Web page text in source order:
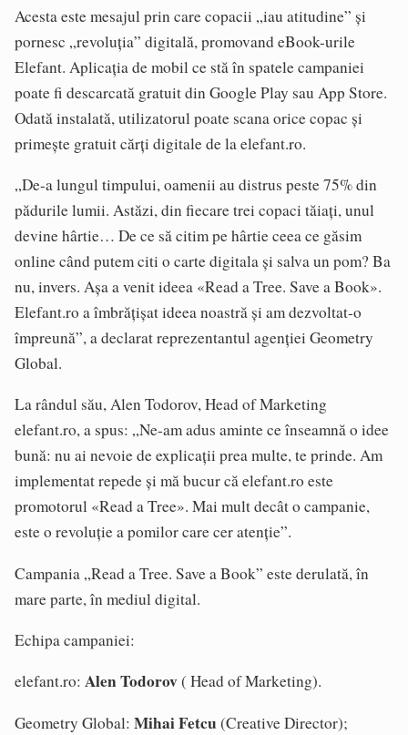
Acesta este mesajul prin care copacii „iau atitudine” și
pornesc „revoluția” digitală, promovand eBook-urile
Elefant. Aplicația de mobil ce stă în spatele campaniei
poate fi descarcată gratuit din Google Play sau App Store.
Odată instalată, utilizatorul poate scana orice copac și
primește gratuit cărți digitale de la elefant.ro.
„De-a lungul timpului, oamenii au distrus peste 75% din
pădurile lumii. Astăzi, din fiecare trei copaci tăiați, unul
devine hârtie… De ce să citim pe hârtie ceea ce găsim
online când putem citi o carte digitala și salva un pom? Ba
nu, invers. Așa a venit ideea «Read a Tree. Save a Book».
Elefant.ro a îmbrățișat ideea noastră și am dezvoltat-o
împreună”, a declarat reprezentantul agenției Geometry
Global.
La rândul său, Alen Todorov, Head of Marketing
elefant.ro, a spus: „Ne-am adus aminte ce înseamnă o idee
bună: nu ai nevoie de explicații prea multe, te prinde. Am
implementat repede și mă bucur că elefant.ro este
promotorul «Read a Tree». Mai mult decât o campanie,
este o revoluție a pomilor care cer atenție”.
Campania „Read a Tree. Save a Book” este derulată, în
mare parte, în mediul digital.
Echipa campaniei:
elefant.ro: Alen Todorov( Head of Marketing).
Geometry Global: Mihai Fetcu(Creative Director);